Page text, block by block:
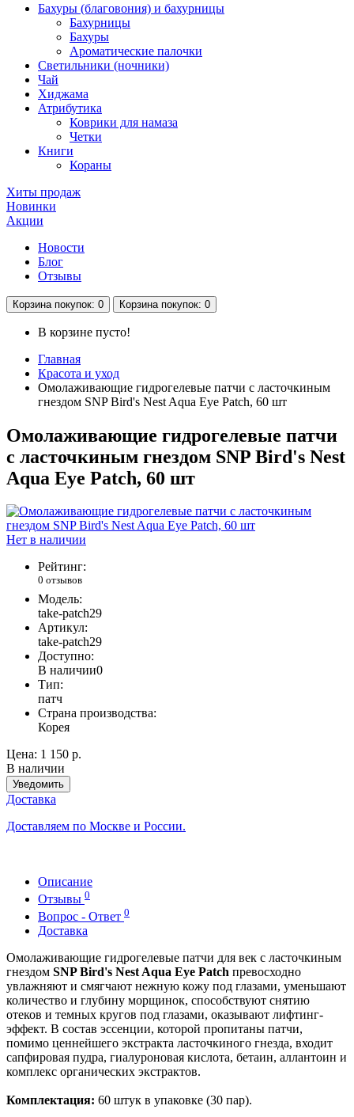
Бахуры (благовония) и бахурницы
Бахурницы
Бахуры
Ароматические палочки
Светильники (ночники)
Чай
Хиджама
Атрибутика
Коврики для намаза
Четки
Книги
Кораны
Хиты продаж
Новинки
Акции
Новости
Блог
Отзывы
Корзина покупок: 0 Корзина покупок: 0
В корзине пусто!
Главная
Красота и уход
Омолаживающие гидрогелевые патчи с ласточкиным
гнездом SNP Bird's Nest Aqua Eye Patch, 60 шт
Омолаживающие гидрогелевые патчи
с ласточкиным гнездом SNP Bird's Nest
Aqua Eye Patch, 60 шт
Нет в наличии
Рейтинг:
0 отзывов
Модель:
take-patch29
Артикул:
take-patch29
Доступно:
В наличии0
Тип:
патч
Страна производства:
Корея
Цена: 1 150 р.
В наличии
Уведомить
Доставка
Доставляем по Москве и России.
Описание
Отзывы 0
Вопрос - Ответ 0
Доставка
Омолаживающие гидрогелевые патчи для век с ласточкиным
гнездом SNP Bird's Nest Aqua Eye Patch превосходно
увлажняют и смягчают нежную кожу под глазами, уменьшают
количество и глубину морщинок, способствуют снятию
отеков и темных кругов под глазами, оказывают лифтинг-
эффект. В состав эссенции, которой пропитаны патчи,
помимо ценнейшего экстракта ласточкиного гнезда, входит
сапфировая пудра, гиалуроновая кислота, бетаин, аллантоин и
комплекс органических экстрактов.
Комплектация: 60 штук в упаковке (30 пар).